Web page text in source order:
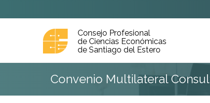
Consejo Profesional
de Ciencias Económicas
de Santiago del Estero
Convenio Multilateral